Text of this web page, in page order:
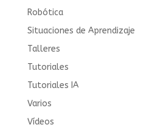
Robótica
Situaciones de Aprendizaje
Talleres
Tutoriales
Tutoriales IA
Varios
Vídeos